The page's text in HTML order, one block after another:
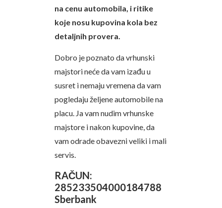
na cenu automobila, i ritike
koje nosu kupovina kola bez
detaljnih provera.
Dobro je poznato da vrhunski
majstori neće da vam izađu u
susret i nemaju vremena da vam
pogledaju željene automobile na
placu. Ja vam nudim vrhunske
majstore i nakon kupovine, da
vam odrade obavezni veliki i mali
servis.
RAČUN:
285233504000184788
Sberbank